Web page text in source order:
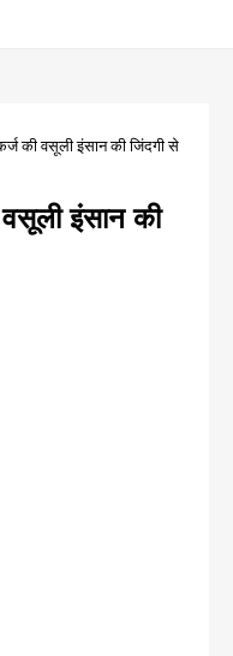
की वसूली इंसान की जिंदगी से
इंसान की